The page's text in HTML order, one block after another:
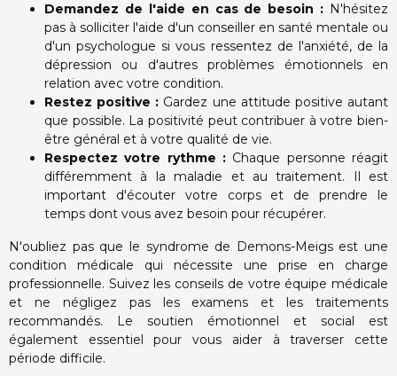
Demandez de l'aide en cas de besoin : N'hésitez
pas à solliciter l'aide d'un conseiller en santé mentale ou
d'un psychologue si vous ressentez de l'anxiété, de la
dépression ou d'autres problèmes émotionnels en
relation avec votre condition.
Restez positive : Gardez une attitude positive autant
que possible. La positivité peut contribuer à votre bien-
être général et à votre qualité de vie.
Respectez votre rythme : Chaque personne réagit
différemment à la maladie et au traitement. Il est
important d'écouter votre corps et de prendre le
temps dont vous avez besoin pour récupérer.
N'oubliez pas que le syndrome de Demons-Meigs est une
condition médicale qui nécessite une prise en charge
professionnelle. Suivez les conseils de votre équipe médicale
et ne négligez pas les examens et les traitements
recommandés. Le soutien émotionnel et social est
également essentiel pour vous aider à traverser cette
période difficile.